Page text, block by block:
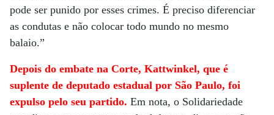
pode ser punido por esses crimes. É preciso diferenciar
as condutas e não colocar todo mundo no mesmo
balaio.”
Depois do embate na Corte, Kattwinkel, que é
suplente de deputado estadual por São Paulo, foi
expulso pelo seu partido. Em nota, o Solidariedade